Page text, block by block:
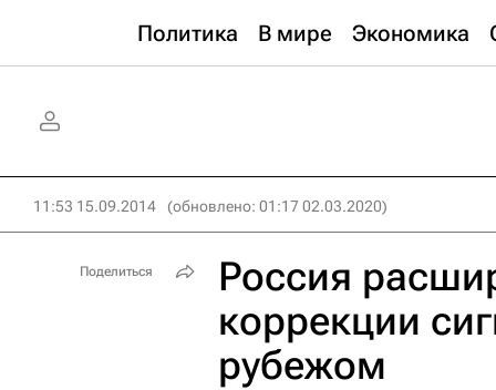
Политика В мире Экономика
11:53 15.09.2014 (обновлено: 01:17 02.03.2020)
Россия
коррекции
рубежом
Поделиться